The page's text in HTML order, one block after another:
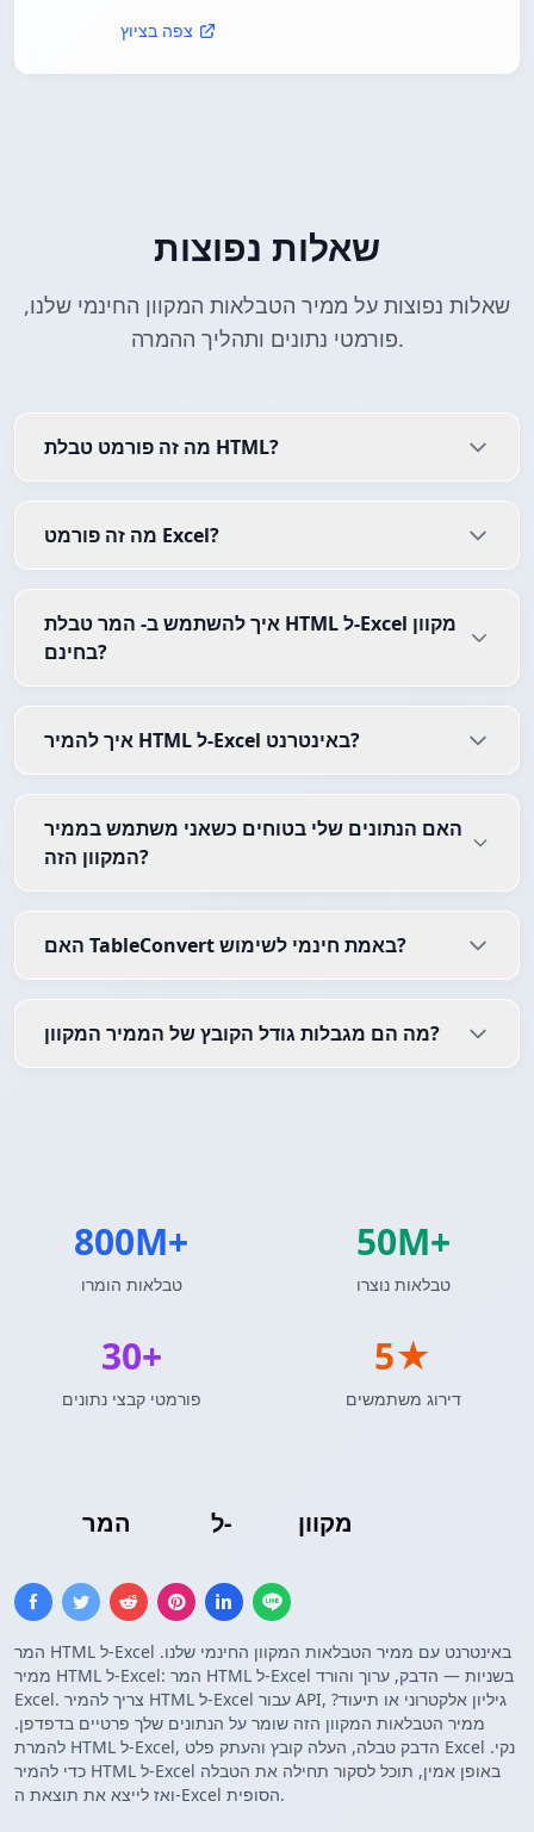
המר ל- מקוון
המר HTML ל-Excel באינטרנט עם ממיר הטבלאות המקוון החינמי שלנו.
ממיר HTML ל-Excel: המר HTML ל-Excel בשניות — הדבק, ערוך והורד
Excel. צריך להמיר HTML ל-Excel עבור API, גיליון אלקטרוני או תיעוד?
ממיר הטבלאות המקוון הזה שומר על הנתונים שלך פרטיים בדפדפן.
להמרת HTML ל-Excel, הדבק טבלה, העלה קובץ והעתק פלט Excel נקי.
כדי להמיר HTML ל-Excel באופן אמין, תוכל לסקור תחילה את הטבלה
ואז לייצא את תוצאת ה-Excel הסופית.
צפה בציוץ
שאלות נפוצות
שאלות נפוצות על ממיר הטבלאות המקוון החינמי שלנו,
פורמטי נתונים ותהליך ההמרה.
מה זה פורמט טבלת HTML?
מה זה פורמט Excel?
איך להשתמש ב- המר טבלת HTML ל-Excel מקוון
בחינם?
איך להמיר HTML ל-Excel באינטרנט?
האם הנתונים שלי בטוחים כשאני משתמש בממיר
המקוון הזה?
האם TableConvert באמת חינמי לשימוש?
מה הם מגבלות גודל הקובץ של הממיר המקוון?
800M+
טבלאות הומרו
50M+
טבלאות נוצרו
30+
פורמטי קבצי נתונים
5★
דירוג משתמשים